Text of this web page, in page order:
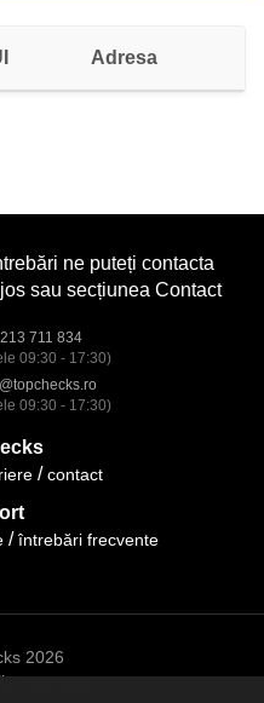
Adresa
ne puteți contacta
sau secțiunea Contact
711 834
09:30 - 17:30)
09:30 - 17:30)
contact
întrebări frecvente
2026
rezervate